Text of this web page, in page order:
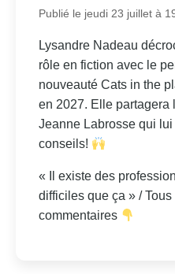
Publié le jeudi 23 juillet à
Lysandre Nadeau
rôle en fiction avec le
nouveauté Cats in the
en 2027. Elle partagera
Jeanne Labrosse qui
conseils!
« Il existe des
difficiles que ça » /
commentaires